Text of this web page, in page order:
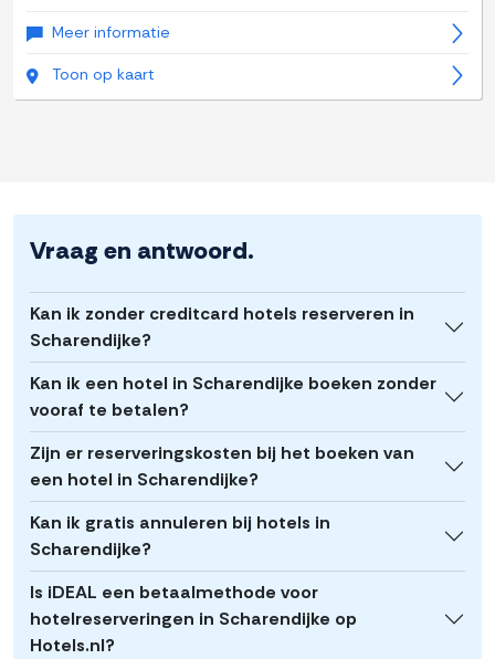
Meer informatie
Toon op kaart
Vraag en antwoord.
Kan ik zonder creditcard hotels reserveren in
Scharendijke?
Kan ik een hotel in Scharendijke boeken zonder
vooraf te betalen?
Zijn er reserveringskosten bij het boeken van
een hotel in Scharendijke?
Kan ik gratis annuleren bij hotels in
Scharendijke?
Is iDEAL een betaalmethode voor
hotelreserveringen in Scharendijke op
Hotels.nl?